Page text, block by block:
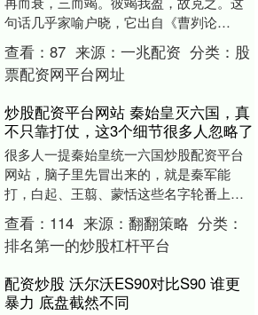
句话几乎家喻户晓，它出自《曹刿论
战》，是曹刿在春秋时期向鲁庄公提出的
著名论断。这一战略思....
查看： 87 来源： 一兆配资 分类： 股
票配资网平台网址
炒股配资平台网站 秦始皇灭六国，真
不只靠打仗，这3个细节很多人忽略了
很多人一提秦始皇统一六国炒股配资平台
网站，脑子里先冒出来的，就是秦军能
打，白起、王翦、蒙恬这些名字轮番上
场，靠硬仗把天下打下来。可真把这段历
史拆开看，你会发现，....
查看： 114 来源： 翻翻策略 分类：
排名第一的炒股杠杆平台
配资炒股 沃尔沃ES90对比S90 谁更
暴力 底盘截然不同